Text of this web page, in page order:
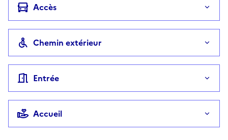
Accès
Chemin extérieur
Entrée
Accueil